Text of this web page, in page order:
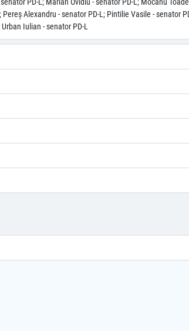
Alexandru - senator PD-L; Pintilie Vasile - senator
Iulian - senator PD-L